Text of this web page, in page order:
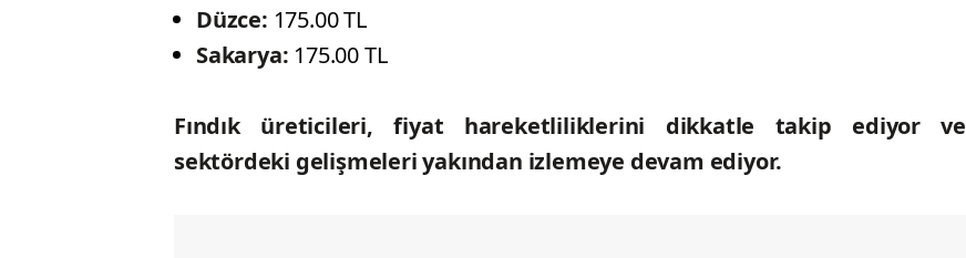
Düzce: 175.00 TL
Sakarya: 175.00 TL
Fındık üreticileri, fiyat hareketliliklerini dikkatle takip ediyor ve
sektördeki gelişmeleri yakından izlemeye devam ediyor.